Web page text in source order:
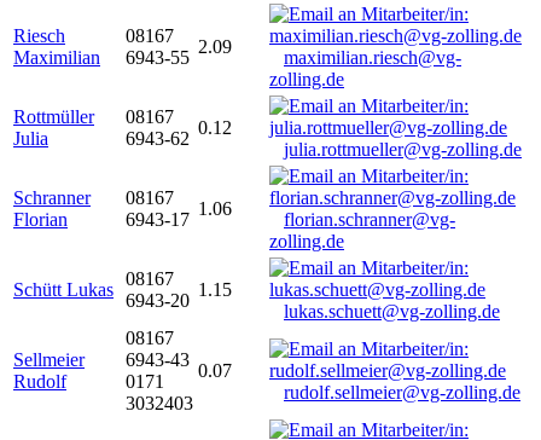
Riesch
Maximilian
08167
6943-55
2.09
maximilian.riesch@vg-
zolling.de
Rottmüller
Julia
08167
6943-62
0.12
julia.rottmueller@vg-zolling.de
Schranner
Florian
08167
6943-17
1.06
florian.schranner@vg-
zolling.de
Schütt Lukas
08167
6943-20
1.15
lukas.schuett@vg-zolling.de
Sellmeier
Rudolf
08167
6943-43
0171
3032403
0.07
rudolf.sellmeier@vg-zolling.de